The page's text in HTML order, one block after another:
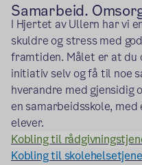
Samarbeid.
I Hjertet av Ullern har vi
skuldre og stress med
framtiden. Målet er at du
initiativ selv og få til noe
hverandre med gjensidig
en samarbeidsskole,
elever.
Kobling til
Kobling til